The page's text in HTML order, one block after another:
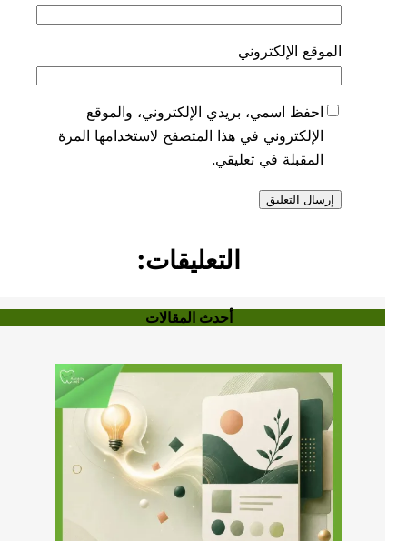
الموقع الإلكتروني
احفظ اسمي، بريدي الإلكتروني، والموقع
الإلكتروني في هذا المتصفح لاستخدامها المرة
المقبلة في تعليقي.
التعليقات:
أحدث المقالات